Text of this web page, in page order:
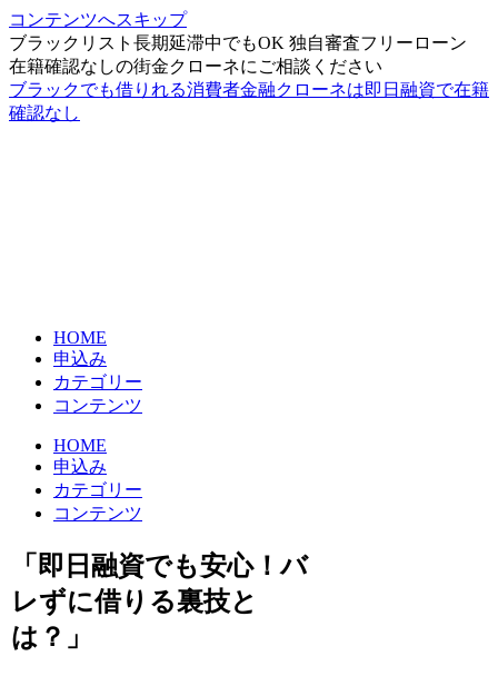
コンテンツへスキップ
ブラックリスト長期延滞中でもOK 独自審査フリーローン
在籍確認なしの街金クローネにご相談ください
ブラックでも借りれる消費者金融クローネは即日融資で在籍
確認なし
HOME
申込み
カテゴリー
コンテンツ
HOME
申込み
カテゴリー
コンテンツ
「即日融資でも安心！バ
レずに借りる裏技と
は？」